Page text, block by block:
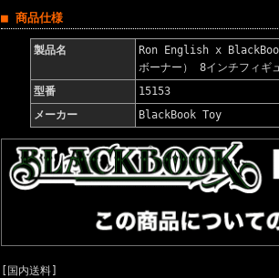
■ 商品仕様
製品名
Ron English x
ボーナー） 8インチフィ
型番
15153
メーカー
BlackBook Toy
[国内送料]